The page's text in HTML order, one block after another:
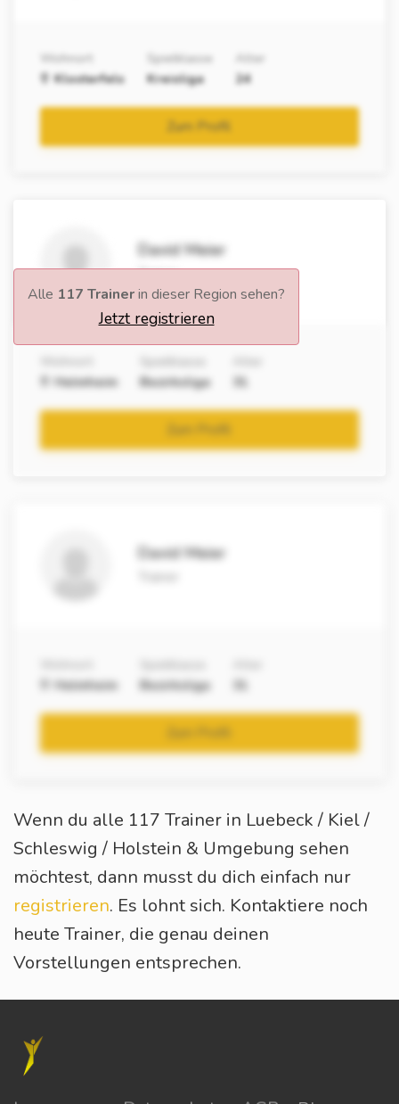
Wohnort
Klosterfels
Spielklasse
Kreisliga
Alter
24
Zum Profil
David Meier
Trainer
Helmheim
Bezirksliga
31
Zum Profil
Alle 117 Trainerin dieser Region sehen?
Jetzt registrieren
David Meier
Helmheim
Bezirksliga
31
Wenn du alle 117 Trainer in Luebeck / Kiel /
Schleswig / Holstein & Umgebung sehen
möchtest, dann musst du dich einfach nur
registrieren. Es lohnt sich. Kontaktiere noch
heute Trainer, die genau deinen
Vorstellungen entsprechen.